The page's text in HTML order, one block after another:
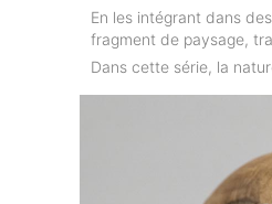
En les intégrant dans
fragment de paysage,
Dans cette série, la